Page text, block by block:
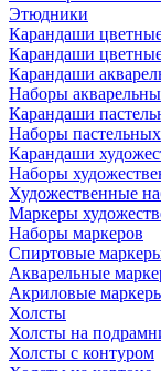
Этюдники
Карандаши
Карандаши
Карандаши
Наборы
Карандаши
Наборы
Карандаши
Наборы
Художественные
Маркеры
Наборы маркеров
Спиртовые
Акварельные
Акриловые
Холсты
Холсты на
Холсты с контуром